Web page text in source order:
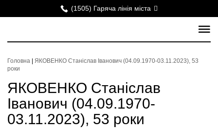
(1505) Гаряча лінія міста
Головна
ЯКОВЕНКО Станіслав Іванович (04.09.1970-03.11.2023), 53
роки
ЯКОВЕНКО Станіслав
Іванович (04.09.1970-
03.11.2023), 53 роки